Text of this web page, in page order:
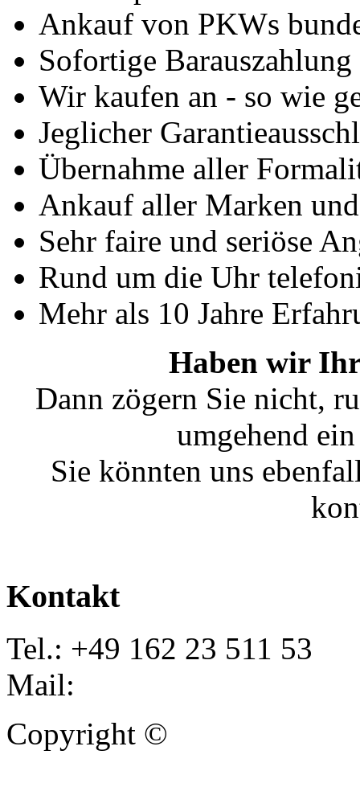
Ankauf von PKWs
Sofortige
Wir kaufen an - so wie
Jeglicher
Übernahme aller
Ankauf aller Marken
Sehr faire und seriöse
Rund um die Uhr
Mehr als 10 Jahre
Haben wir Ihr
Dann zögern Sie nicht,
umgehend
Sie könnten uns
Kontakt
Tel.: +49 162 23 511 53
Mail:
Copyright ©